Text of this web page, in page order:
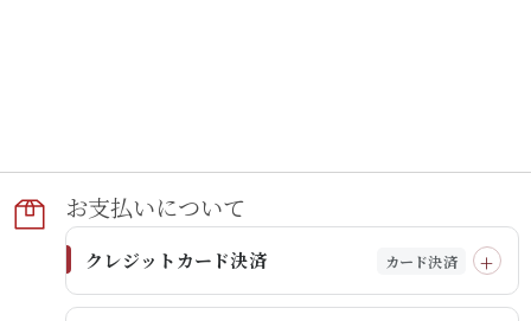
お支払いに​ついて​
クレジットカード決済 カード決済